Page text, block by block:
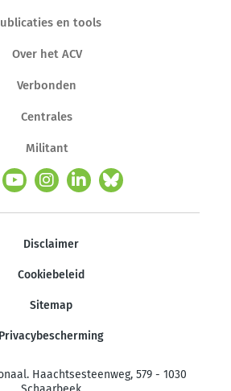
en tools
Over het ACV
Verbonden
Centrales
Militant
Disclaimer
Cookiebeleid
Sitemap
Privacybescherming
Haachtsesteenweg, 579 - 1030